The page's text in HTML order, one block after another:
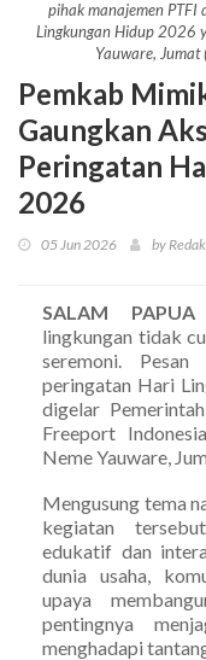
pihak manajemen
Lingkungan Hidup 2026
Yauware,
Pemkab
Gaungkan
Peringatan
2026
05 Jun 2026 by
SALAM
lingkungan tidak
seremoni.
peringatan Hari
digelar
Freeport
Neme Yauware,
Mengusung tema
kegiatan
edukatif dan
dunia usaha,
upaya
pentingnya
menghadapi